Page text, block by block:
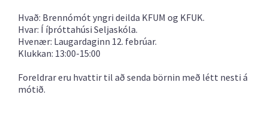
Hvað: Brennómót yngri deilda KFUM og KFUK.
Hvar: Í íþróttahúsi Seljaskóla.
Hvenær: Laugardaginn 12. febrúar.
Klukkan: 13:00-15:00
Foreldrar eru hvattir til að senda börnin með létt nesti á
mótið.